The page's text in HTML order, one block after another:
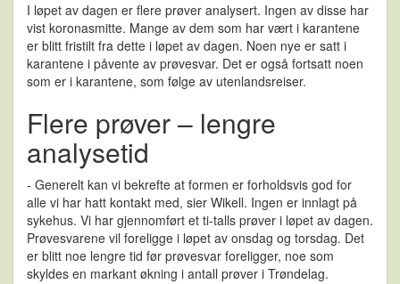
I løpet av dagen er flere prøver analysert. Ingen av disse har
vist koronasmitte. Mange av dem som har vært i karantene
er blitt fristilt fra dette i løpet av dagen. Noen nye er satt i
karantene i påvente av prøvesvar. Det er også fortsatt noen
som er i karantene, som følge av utenlandsreiser.
Flere prøver – lengre
analysetid
- Generelt kan vi bekrefte at formen er forholdsvis god for
alle vi har hatt kontakt med, sier Wikell. Ingen er innlagt på
sykehus. Vi har gjennomført et ti-talls prøver i løpet av dagen.
Prøvesvarene vil foreligge i løpet av onsdag og torsdag. Det
er blitt noe lengre tid før prøvesvar foreligger, noe som
skyldes en markant økning i antall prøver i Trøndelag.